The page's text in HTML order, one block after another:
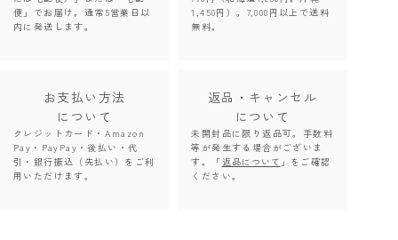
便」でお届け。通常5営業日以
内に発送します。
1,450円）。7,000円以上で送料
無料。
お支払い方法
について
クレジットカード・Amazon
Pay・PayPay・後払い・代
引・銀行振込（先払い）をご利
用いただけます。
返品・キャンセル
について
未開封品に限り返品可。手数料
等が発生する場合がございま
す。「返品について 」をご確認
ください。